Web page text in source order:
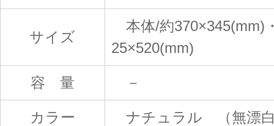
サイズ
本体/約370×345(mm)
25×520(mm)
容 量 －
カラー ナチュラル （無漂白